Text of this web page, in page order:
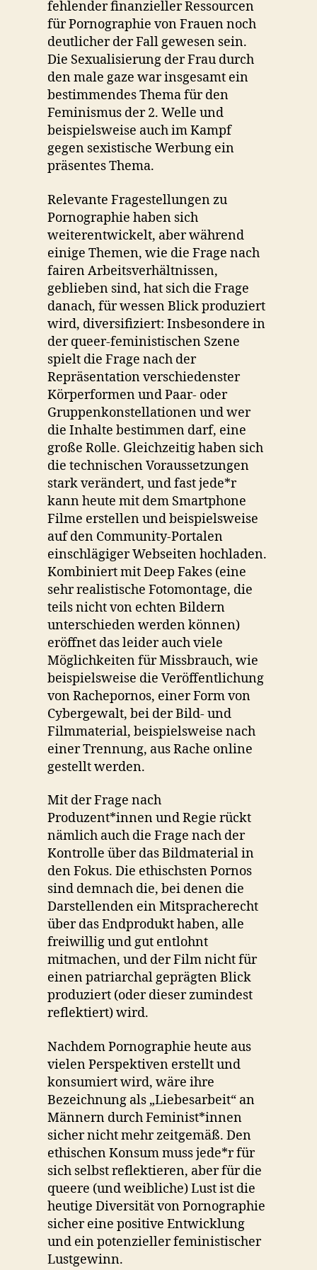
fehlender finanzieller Ressourcen
für Pornographie von Frauen noch
deutlicher der Fall gewesen sein.
Die Sexualisierung der Frau durch
den male gaze war insgesamt ein
bestimmendes Thema für den
Feminismus der 2. Welle und
beispielsweise auch im Kampf
gegen sexistische Werbung ein
präsentes Thema.
Relevante Fragestellungen zu
Pornographie haben sich
weiterentwickelt, aber während
einige Themen, wie die Frage nach
fairen Arbeitsverhältnissen,
geblieben sind, hat sich die Frage
danach, für wessen Blick produziert
wird, diversifiziert: Insbesondere in
der queer-feministischen Szene
spielt die Frage nach der
Repräsentation verschiedenster
Körperformen und Paar- oder
Gruppenkonstellationen und wer
die Inhalte bestimmen darf, eine
große Rolle. Gleichzeitig haben sich
die technischen Voraussetzungen
stark verändert, und fast jede*r
kann heute mit dem Smartphone
Filme erstellen und beispielsweise
auf den Community-Portalen
einschlägiger Webseiten hochladen.
Kombiniert mit Deep Fakes (eine
sehr realistische Fotomontage, die
teils nicht von echten Bildern
unterschieden werden können)
eröffnet das leider auch viele
Möglichkeiten für Missbrauch, wie
beispielsweise die Veröffentlichung
von Rachepornos, einer Form von
Cybergewalt, bei der Bild- und
Filmmaterial, beispielsweise nach
einer Trennung, aus Rache online
gestellt werden.
Mit der Frage nach
Produzent*innen und Regie rückt
nämlich auch die Frage nach der
Kontrolle über das Bildmaterial in
den Fokus. Die ethischsten Pornos
sind demnach die, bei denen die
Darstellenden ein Mitspracherecht
über das Endprodukt haben, alle
freiwillig und gut entlohnt
mitmachen, und der Film nicht für
einen patriarchal geprägten Blick
produziert (oder dieser zumindest
reflektiert) wird.
Nachdem Pornographie heute aus
vielen Perspektiven erstellt und
konsumiert wird, wäre ihre
Bezeichnung als „Liebesarbeit“ an
Männern durch Feminist*innen
sicher nicht mehr zeitgemäß. Den
ethischen Konsum muss jede*r für
sich selbst reflektieren, aber für die
queere (und weibliche) Lust ist die
heutige Diversität von Pornographie
sicher eine positive Entwicklung
und ein potenzieller feministischer
Lustgewinn.